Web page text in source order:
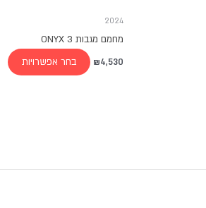
2024
מחמם מגבות ONYX 3
₪4,530 בחר אפשרויות